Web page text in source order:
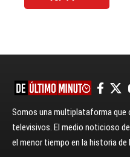
Somos una multiplataforma
televisivos. El medio noticioso
el menor tiempo en la historia de